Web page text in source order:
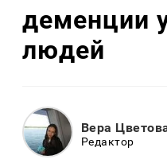
деменции
людей
Вера
Редактор